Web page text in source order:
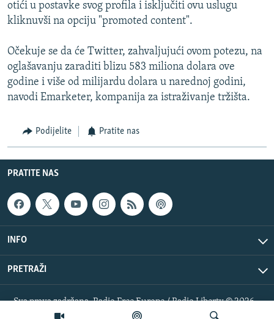
otići u postavke svog profila i isključiti ovu uslugu
kliknuvši na opciju "promoted content".
Očekuje se da će Twitter, zahvaljujući ovom potezu, na
oglašavanju zaraditi blizu 583 miliona dolara ove
godine i više od milijardu dolara u narednoj godini,
navodi Emarketer, kompanija za istraživanje tržišta.
Podijelite Pratite nas
PRATITE NAS
INFO
PRETRAŽI
Sva prava zadržana. Radio Free Europe / Radio Liberty © 2026
RFE/RL, Inc.